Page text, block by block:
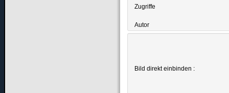
Zugriffe
Autor
Bild direkt einbinden :